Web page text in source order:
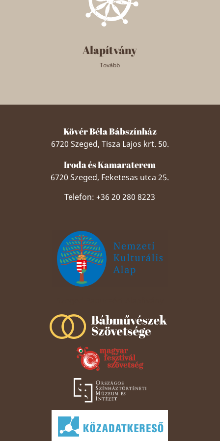
Alapítvány
Tovább
Kövér Béla Bábszínház
6720 Szeged, Tisza Lajos krt. 50.
Iroda és Kamaraterem
6720 Szeged, Feketesas utca 25.
Telefon: +36 20 280 8223